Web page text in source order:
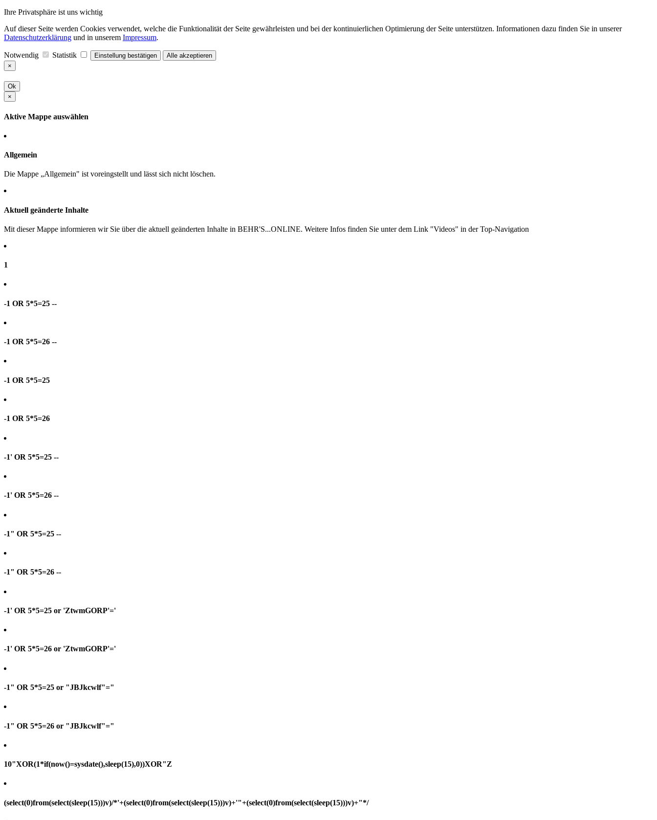
Ihre Privatsphäre ist uns wichtig
Auf dieser Seite werden Cookies verwendet, welche die Funktionalität der Seite gewährleisten und bei der kontinuierlichen Optimierung der Seite unterstützen. Informationen dazu finden Sie in unserer
Datenschutzerklärung und in unserem Impressum.
Notwendig Statistik Einstellung bestätigen
Alle akzeptieren
×
Ok
×
Aktive Mappe auswählen
Allgemein
Die Mappe „Allgemein" ist voreingstellt und lässt sich nicht löschen.
Aktuell geänderte Inhalte
Mit dieser Mappe informieren wir Sie über die aktuell geänderten Inhalte in BEHR'S...ONLINE. Weitere Infos finden Sie unter dem Link "Videos" in der Top-Navigation
1
-1 OR 5*5=25 --
-1 OR 5*5=26 --
-1 OR 5*5=25
-1 OR 5*5=26
-1' OR 5*5=25 --
-1' OR 5*5=26 --
-1" OR 5*5=25 --
-1" OR 5*5=26 --
-1' OR 5*5=25 or 'ZtwmGORP'='
-1' OR 5*5=26 or 'ZtwmGORP'='
-1" OR 5*5=25 or "JBJkcwlf"="
-1" OR 5*5=26 or "JBJkcwlf"="
10"XOR(1*if(now()=sysdate(),sleep(15),0))XOR"Z
(select(0)from(select(sleep(15)))v)/*'+(select(0)from(select(sleep(15)))v)+'"+(select(0)from(select(sleep(15)))v)+"*/